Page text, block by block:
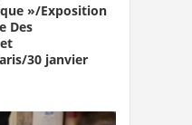
»/Exposition
Des
30 janvier